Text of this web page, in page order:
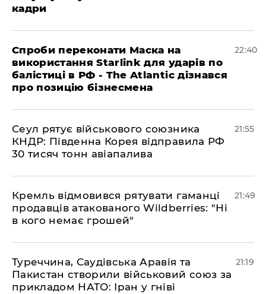
кадри
​Спроби переконати Маска на
використання Starlink для ударів по
балістиці в РФ - The Atlantic дізнався
про позицію бізнесмена
22:40
​Сеул рятує військового союзника
КНДР: Південна Корея відправила РФ
30 тисяч тонн авіапалива
21:55
​Кремль відмовився рятувати гаманці
продавців атакованого Wildberries: "Ні
в кого немає грошей"
21:49
​Туреччина, Саудівська Аравія та
Пакистан створили військовий союз за
прикладом НАТО: Іран у гніві
21:19